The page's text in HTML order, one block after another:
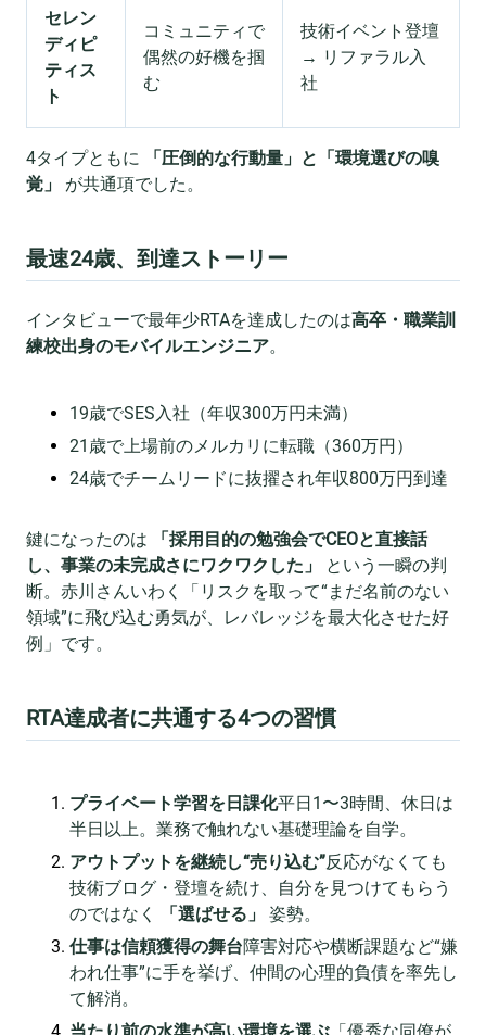
セレン
ディピ
ティス
ト
コミュニティで
偶然の好機を掴
む
技術イベント登壇
→ リファラル入
社
4タイプともに
「圧倒的な行動量」と「環境選びの嗅
覚」
が共通項でした。
最速24歳、到達ストーリー
インタビューで最年少RTAを達成したのは高卒・職業訓
練校出身のモバイルエンジニア。
19歳でSES入社（年収300万円未満）
21歳で上場前のメルカリに転職（360万円）
24歳でチームリードに抜擢され年収800万円到達
鍵になったのは
「採用目的の勉強会でCEOと直接話
し、事業の未完成さにワクワクした」
という一瞬の判
断。赤川さんいわく「リスクを取って“まだ名前のない
領域”に飛び込む勇気が、レバレッジを最大化させた好
例」です。
RTA達成者に共通する4つの習慣
プライベート学習を日課化平日1〜3時間、休日は
半日以上。業務で触れない基礎理論を自学。
アウトプットを継続し“売り込む”反応がなくても
技術ブログ・登壇を続け、自分を見つけてもらう
のではなく
「選ばせる」
姿勢。
仕事は信頼獲得の舞台障害対応や横断課題など“嫌
われ仕事”に手を挙げ、仲間の心理的負債を率先し
て解消。